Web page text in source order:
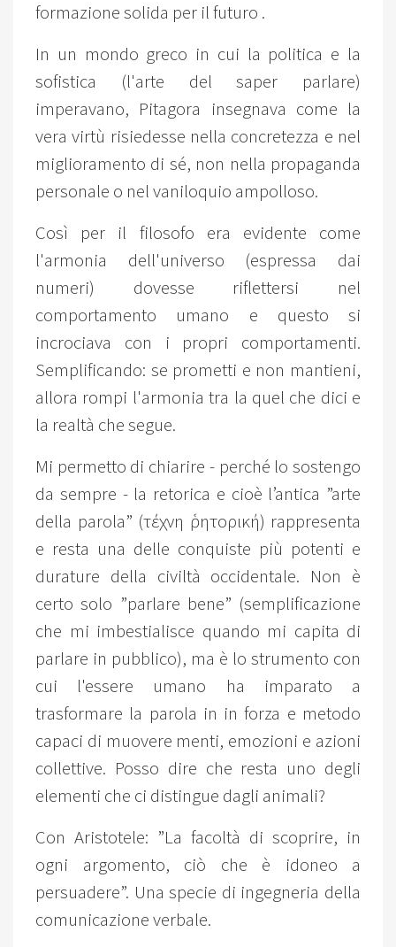
formazione solida per il futuro .
In un mondo greco in cui la politica e la
sofistica (l'arte del saper parlare)
imperavano, Pitagora insegnava come la
vera virtù risiedesse nella concretezza e nel
miglioramento di sé, non nella propaganda
personale o nel vaniloquio ampolloso.
Così per il filosofo era evidente come
l'armonia dell'universo (espressa dai
numeri) dovesse riflettersi nel
comportamento umano e questo si
incrociava con i propri comportamenti.
Semplificando: se prometti e non mantieni,
allora rompi l'armonia tra la quel che dici e
la realtà che segue.
Mi permetto di chiarire - perché lo sostengo
da sempre - la retorica e cioè l’antica ”arte
della parola” (τέχνη ῥητορική) rappresenta
e resta una delle conquiste più potenti e
durature della civiltà occidentale. Non è
certo solo ”parlare bene” (semplificazione
che mi imbestialisce quando mi capita di
parlare in pubblico), ma è lo strumento con
cui l'essere umano ha imparato a
trasformare la parola in in forza e metodo
capaci di muovere menti, emozioni e azioni
collettive. Posso dire che resta uno degli
elementi che ci distingue dagli animali?
Con Aristotele: ”La facoltà di scoprire, in
ogni argomento, ciò che è idoneo a
persuadere”. Una specie di ingegneria della
comunicazione verbale.